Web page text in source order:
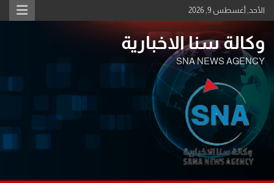
Skip
to
الأحد, أغسطس 9, 2026
وكالة سنا الاخبارية
SNA NEWS AGENCY